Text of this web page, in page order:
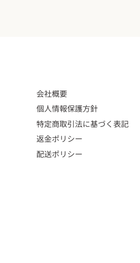
会社概要
個人情報保護方針
特定商取引法に基づく表記
返金ポリシー
配送ポリシー